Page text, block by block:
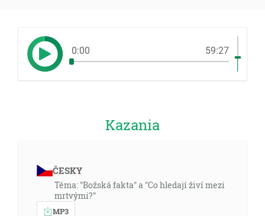
0:00 59:27
Kazania
ČESKY
Téma: "Božská fakta" a "Co hledají živí mezi
mrtvými?"
MP3